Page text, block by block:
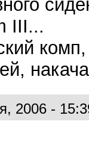
III...
2006 -